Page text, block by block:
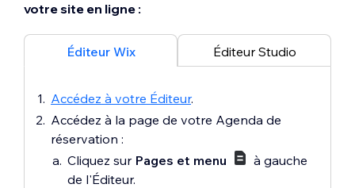
votre site en ligne :
Éditeur Wix Éditeur Studio
Accédez à votre Éditeur.
Accédez à la page de votre Agenda de
réservation :
Cliquez sur Pages et menu
à gauche
de l'Éditeur.